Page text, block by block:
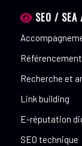
SEO / SEA
Recherche et
Link building
E-réputation
SEO technique